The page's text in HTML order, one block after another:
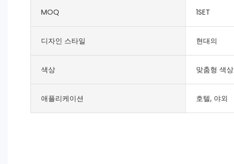
MOQ 1SET
디자인 스타일 현대의
색상 맞춤형 색상
애플리케이션 호텔, 야외